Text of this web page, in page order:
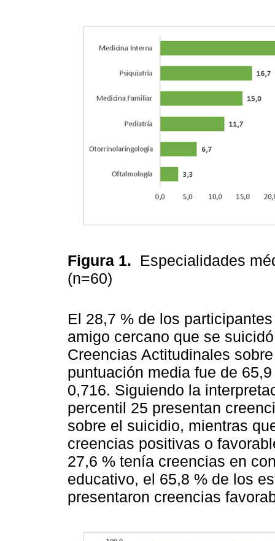
Figura 1. Especialidades
(n=60)
El 28,7 % de los
amigo cercano que se
Creencias Actitudinales
puntuación media fue de
0,716. Siguiendo la
percentil 25 presentan
sobre el suicidio, mientras
creencias positivas o
27,6 % tenía creencias en
educativo, el 65,8 % de los
presentaron creencias